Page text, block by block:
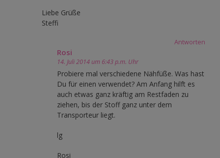
Liebe Grüße
Steffi
Antworten
Rosi
14. Juli 2014 um 6:43 p.m. Uhr
Probiere mal verschiedene Nähfüße. Was hast
Du für einen verwendet? Am Anfang hilft es
auch etwas ganz kräftig am Restfaden zu
ziehen, bis der Stoff ganz unter dem
Transporteur liegt.
lg
Rosi